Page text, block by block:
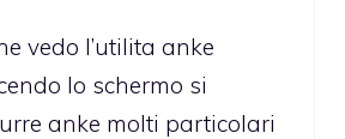
vedo l’utilita anke
lo schermo si
anke molti particolari